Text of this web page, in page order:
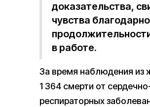
доказательства,
чувства
в работе.
За время наблюдения из
1 364 смерти от
респираторных